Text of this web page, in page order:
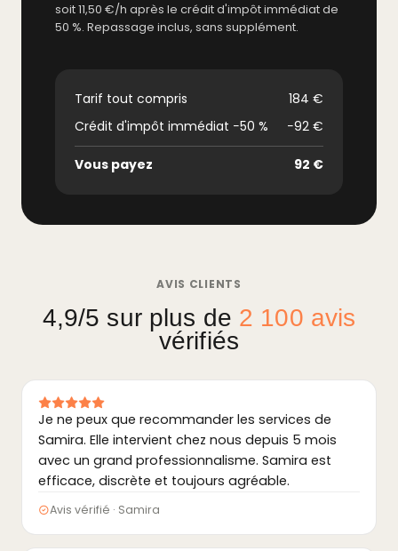
soit 11,50 €/h après le crédit d'impôt immédiat de
50 %. Repassage inclus, sans supplément.
Tarif tout compris
184 €
Crédit d'impôt immédiat −50 %
−92 €
Vous payez 92 €
AVIS CLIENTS
4,9/5 sur plus de 2 100 avis
vérifiés
Je ne peux que recommander les services de
Samira. Elle intervient chez nous depuis 5 mois
avec un grand professionnalisme. Samira est
efficace, discrète et toujours agréable.
Avis vérifié · Samira